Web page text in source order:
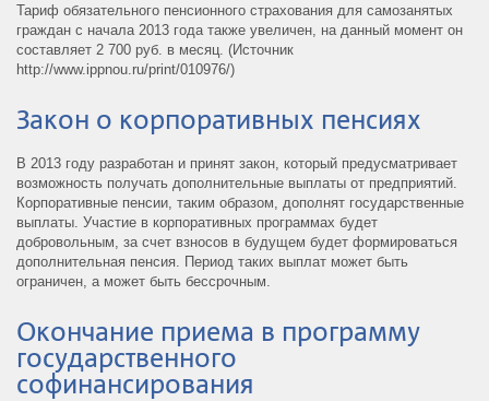
Тариф обязательного пенсионного страхования для самозанятых
граждан с начала 2013 года также увеличен, на данный момент он
составляет 2 700 руб. в месяц. (Источник
http://www.ippnou.ru/print/010976/)
Закон о корпоративных пенсиях
В 2013 году разработан и принят закон, который предусматривает
возможность получать дополнительные выплаты от предприятий.
Корпоративные пенсии, таким образом, дополнят государственные
выплаты. Участие в корпоративных программах будет
добровольным, за счет взносов в будущем будет формироваться
дополнительная пенсия. Период таких выплат может быть
ограничен, а может быть бессрочным.
Окончание приема в программу
государственного
софинансирования